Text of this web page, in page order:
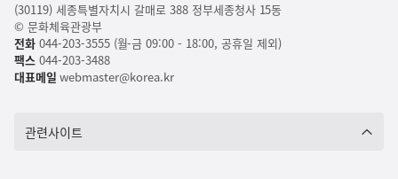
(30119) 세종특별자치시 갈매로 388 정부세종청사 15동
© 문화체육관광부
전화044-203-3555 (월-금 09:00 - 18:00, 공휴일 제외)
팩스044-203-3488
대표메일 webmaster@korea.kr
관련사이트